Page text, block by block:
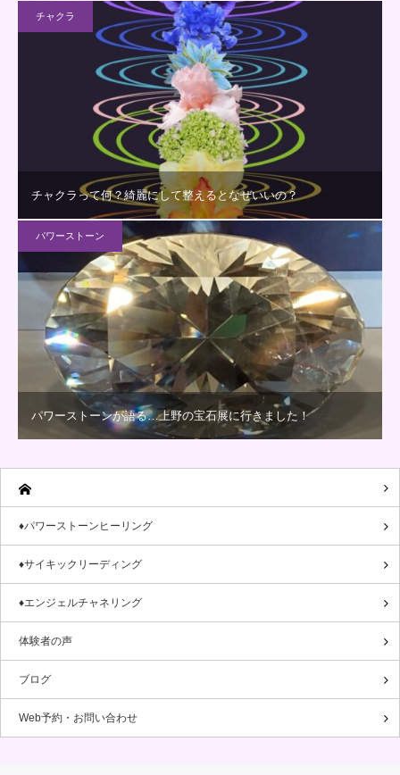
チャクラ
チャクラって何？綺麗にして整えるとなぜいいの？
パワーストーン
パワーストーンが語る…上野の宝石展に行きました！
♦パワーストーンヒーリング
♦サイキックリーディング
♦エンジェルチャネリング
体験者の声
ブログ
Web予約・お問い合わせ